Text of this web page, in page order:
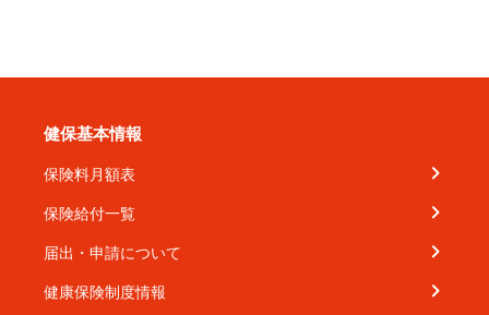
健保基本情報
保険料月額表
保険給付一覧
届出・申請について
健康保険制度情報